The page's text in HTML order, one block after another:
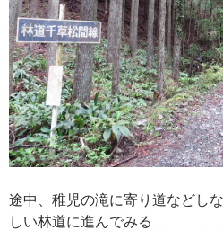
途中、稚児の滝に寄り道などし
しい林道に進んでみる